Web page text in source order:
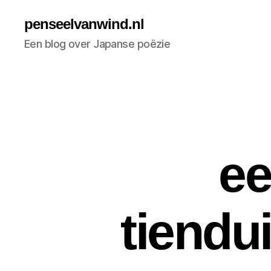
penseelvanwind.nl
Een blog over Japanse poëzie